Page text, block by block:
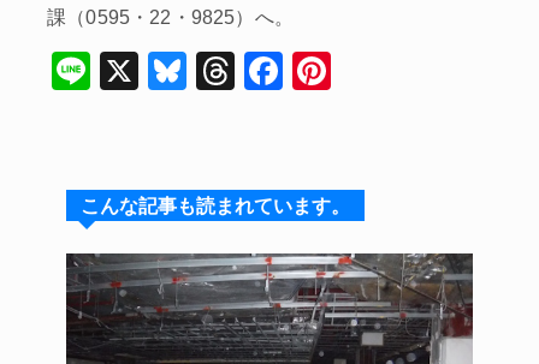
課（0595・22・9825）へ。
Li
X
Bl
s
k
y
T
a
d
s
F
e
b
o
o
k
e
st
こんな記事も読まれています。